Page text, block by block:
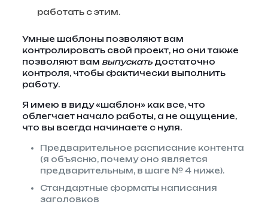
работать с этим.
Умные шаблоны позволяют вам
контролировать свой проект, но они также
позволяют вам выпускатьдостаточно
контроля, чтобы фактически выполнить
работу.
Я имею в виду «шаблон» как все, что
облегчает начало работы, а не ощущение,
что вы всегда начинаете с нуля.
Предварительное расписание контента
(я объясню, почему оно является
предварительным, в шаге № 4 ниже).
Стандартные форматы написания
заголовков